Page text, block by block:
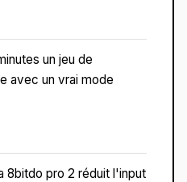
un jeu de
avec un vrai mode
8bitdo pro 2 réduit l'input